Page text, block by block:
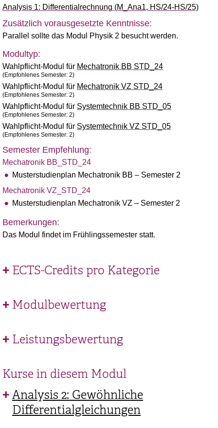
Analysis 1: Differentialrechnung (M_Ana1, HS/24-HS/25)
Zusätzlich vorausgesetzte Kenntnisse:
Parallel sollte das Modul Physik 2 besucht werden.
Modultyp:
Wahlpflicht-Modul für Mechatronik BB STD_24
(Empfohlenes Semester: 2)
Wahlpflicht-Modul für Mechatronik VZ STD_24
(Empfohlenes Semester: 2)
Wahlpflicht-Modul für Systemtechnik BB STD_05
(Empfohlenes Semester: 2)
Wahlpflicht-Modul für Systemtechnik VZ STD_05
(Empfohlenes Semester: 2)
Semester Empfehlung:
Mechatronik BB_STD_24
Musterstudienplan Mechatronik BB – Semester 2
Mechatronik VZ_STD_24
Musterstudienplan Mechatronik VZ – Semester 2
Bemerkungen:
Das Modul findet im Frühlingssemester statt.
ECTS-Credits pro Kategorie
Modulbewertung
Leistungsbewertung
Kurse in diesem Modul
Analysis 2: Gewöhnliche
Differentialgleichungen